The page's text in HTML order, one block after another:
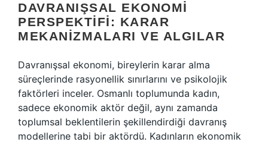
DAVRANIŞSAL EKONOMI
PERSPEKTIFI: KARAR
MEKANIZMALARI VE ALGILAR
Davranışsal ekonomi, bireylerin karar alma
süreçlerinde rasyonellik sınırlarını ve psikolojik
faktörleri inceler. Osmanlı toplumunda kadın,
sadece ekonomik aktör değil, aynı zamanda
toplumsal beklentilerin şekillendirdiği davranış
modellerine tabi bir aktördü. Kadınların ekonomik